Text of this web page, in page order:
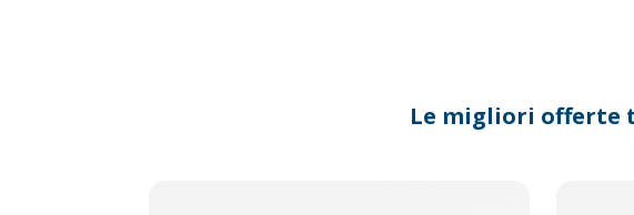
key
Le migliori offerte